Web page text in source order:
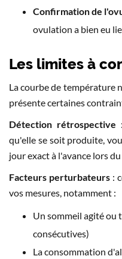
Confirmation de
ovulation a bien eu
Les limites à
La courbe de température
présente certaines
Détection rétrospective
qu'elle se soit produite,
jour exact à l'avance lors
Facteurs perturbateurs :
vos mesures, notamment :
Un sommeil agité ou
consécutives)
La consommation